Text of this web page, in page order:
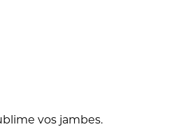
vos jambes.